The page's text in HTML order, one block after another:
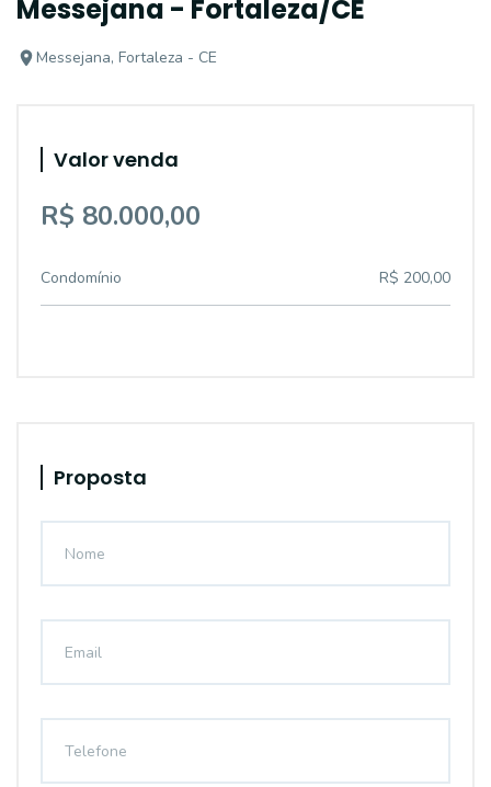
Messejana - Fortaleza/CE
Messejana, Fortaleza - CE
Valor venda
R$ 80.000,00
Condomínio R$ 200,00
Proposta